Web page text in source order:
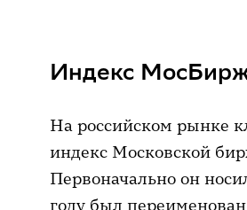
Индекс
На российском рынке
индекс Московской
Первоначально он
году был